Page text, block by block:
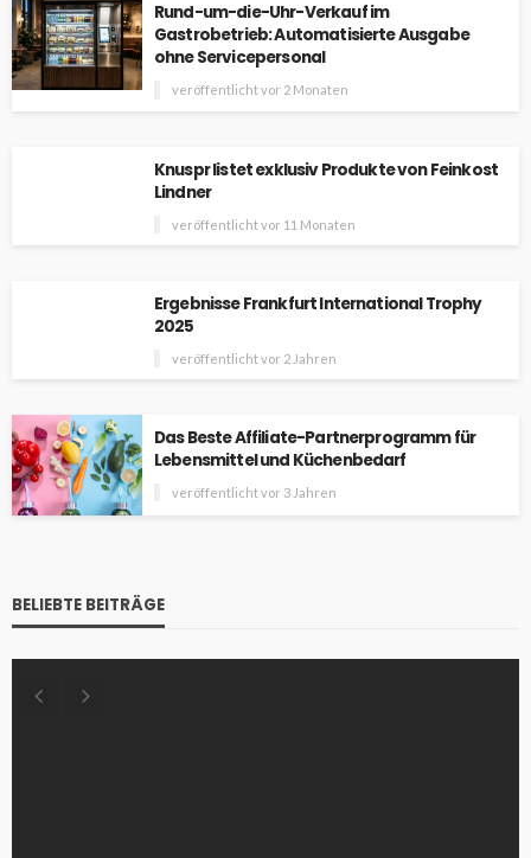
Rund-um-die-Uhr-Verkauf im
Gastrobetrieb: Automatisierte Ausgabe
ohne Servicepersonal
veröffentlicht vor 2 Monaten
Knuspr listet exklusiv Produkte von Feinkost
Lindner
veröffentlicht vor 11 Monaten
Ergebnisse Frankfurt International Trophy
2025
veröffentlicht vor 2 Jahren
Das Beste Affiliate-Partnerprogramm für
Lebensmittel und Küchenbedarf
veröffentlicht vor 3 Jahren
BELIEBTE BEITRÄGE